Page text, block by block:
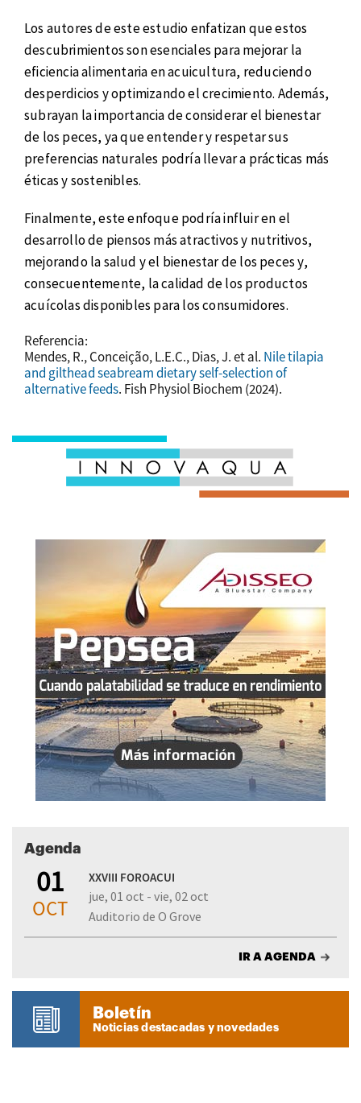
Los autores de este estudio enfatizan que estos
descubrimientos son esenciales para mejorar la
eficiencia alimentaria en acuicultura, reduciendo
desperdicios y optimizando el crecimiento. Además,
subrayan la importancia de considerar el bienestar
de los peces, ya que entender y respetar sus
preferencias naturales podría llevar a prácticas más
éticas y sostenibles.
Finalmente, este enfoque podría influir en el
desarrollo de piensos más atractivos y nutritivos,
mejorando la salud y el bienestar de los peces y,
consecuentemente, la calidad de los productos
acuícolas disponibles para los consumidores.
Referencia:
Mendes, R., Conceição, L.E.C., Dias, J. et al. Nile tilapia
and gilthead seabream dietary self-selection of
alternative feeds. Fish Physiol Biochem (2024).
Agenda
01
OCT
XXVIII FOROACUI
jue, 01 oct - vie, 02 oct
Auditorio de O Grove
IR A AGENDA
Boletín
Noticias destacadas y novedades